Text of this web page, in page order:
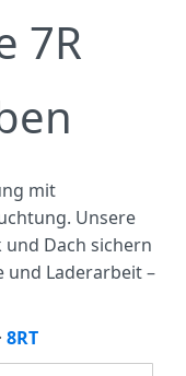
7R
mit
Unsere
und Dach sichern
und Laderarbeit –
· 8RT